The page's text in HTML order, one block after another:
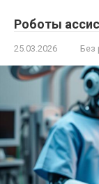
Роботы
25.03.2026 Без